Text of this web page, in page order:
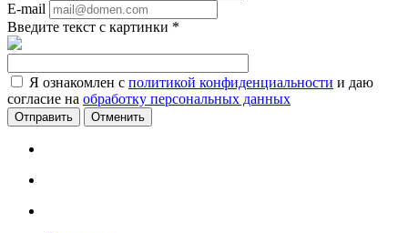
E-mail
Введите текст с картинки *
Я ознакомлен с политикой конфиденциальности и даю
согласие на обработку персональных данных
Отменить